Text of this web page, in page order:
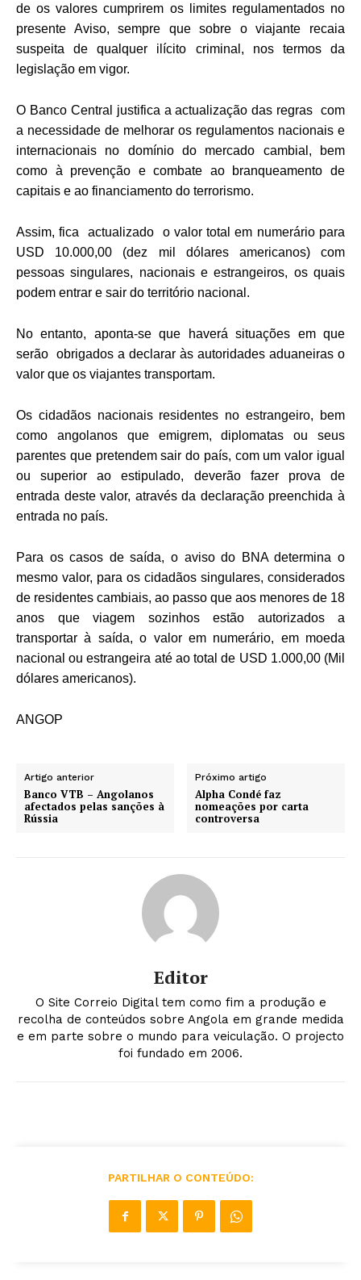
de os valores cumprirem os limites regulamentados no
presente Aviso, sempre que sobre o viajante recaia
suspeita de qualquer ilícito criminal, nos termos da
legislação em vigor.
O Banco Central justifica a actualização das regras com
a necessidade de melhorar os regulamentos nacionais e
internacionais no domínio do mercado cambial, bem
como à prevenção e combate ao branqueamento de
capitais e ao financiamento do terrorismo.
Assim, fica actualizado o valor total em numerário para
USD 10.000,00 (dez mil dólares americanos) com
pessoas singulares, nacionais e estrangeiros, os quais
podem entrar e sair do território nacional.
No entanto, aponta-se que haverá situações em que
serão obrigados a declarar às autoridades aduaneiras o
valor que os viajantes transportam.
Os cidadãos nacionais residentes no estrangeiro, bem
como angolanos que emigrem, diplomatas ou seus
parentes que pretendem sair do país, com um valor igual
ou superior ao estipulado, deverão fazer prova de
entrada deste valor, através da declaração preenchida à
entrada no país.
Para os casos de saída, o aviso do BNA determina o
mesmo valor, para os cidadãos singulares, considerados
de residentes cambiais, ao passo que aos menores de 18
anos que viagem sozinhos estão autorizados a
transportar à saída, o valor em numerário, em moeda
nacional ou estrangeira até ao total de USD 1.000,00 (Mil
dólares americanos).
ANGOP
Artigo anterior
Banco VTB – Angolanos
afectados pelas sanções à
Rússia
Próximo artigo
Alpha Condé faz
nomeações por carta
controversa
Editor
O Site Correio Digital tem como fim a produção e
recolha de conteúdos sobre Angola em grande medida
e em parte sobre o mundo para veiculação. O projecto
foi fundado em 2006.
PARTILHAR O CONTEÚDO: